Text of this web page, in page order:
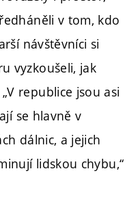
v tom, kdo
návštěvníci si
vyzkoušeli, jak
republice jsou asi
se hlavně v
dálnic, a jejich
lidskou chybu,“